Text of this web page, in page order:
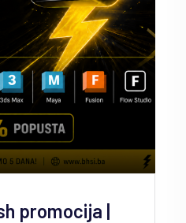
promocija |